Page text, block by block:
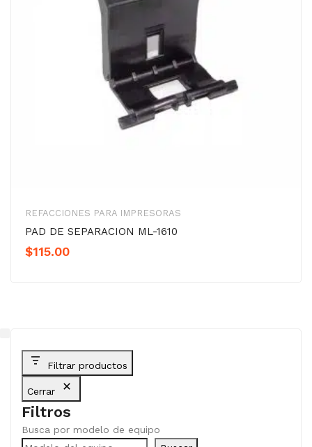
REFACCIONES PARA IMPRESORAS
PAD DE SEPARACION ML-1610
$115.00
Filtrar productos
Cerrar
Filtros
Busca por modelo de equipo